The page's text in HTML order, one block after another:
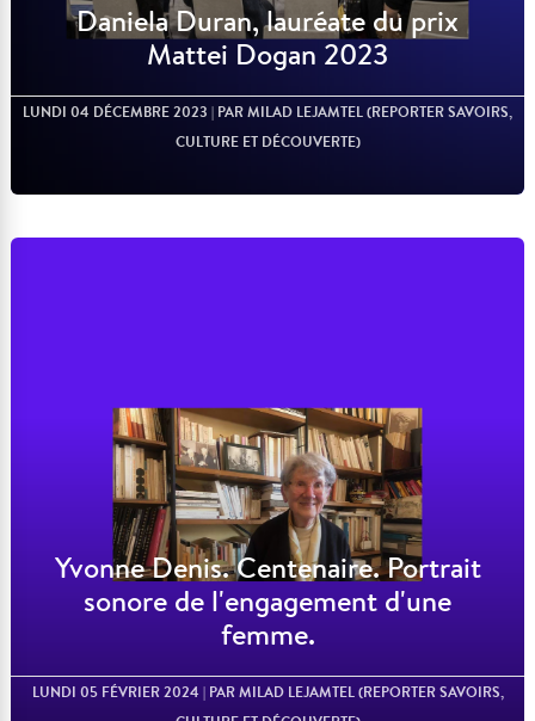
Daniela Duran, lauréate du prix
Mattei Dogan 2023
LUNDI 04 DÉCEMBRE 2023 | PAR MILAD LEJAMTEL (REPORTER SAVOIRS,
CULTURE ET DÉCOUVERTE)
Yvonne Denis. Centenaire. Portrait
sonore de l'engagement d'une
femme.
LUNDI 05 FÉVRIER 2024 | PAR MILAD LEJAMTEL (REPORTER SAVOIRS,